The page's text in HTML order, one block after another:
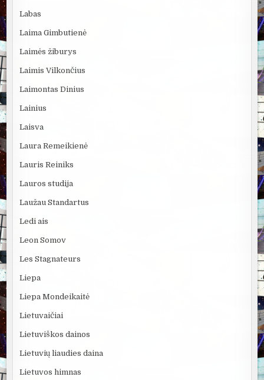
Labas
Laima Gimbutienė
Laimės žiburys
Laimis Vilkončius
Laimontas Dinius
Lainius
Laisva
Laura Remeikienė
Lauris Reiniks
Lauros studija
Laužau Standartus
Ledi ais
Leon Somov
Les Stagnateurs
Liepa
Liepa Mondeikaitė
Lietuvaičiai
Lietuviškos dainos
Lietuvių liaudies daina
Lietuvos himnas